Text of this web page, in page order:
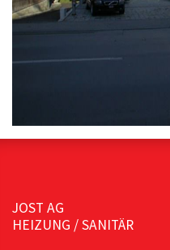
JOST AG
HEIZUNG / SANITÄR